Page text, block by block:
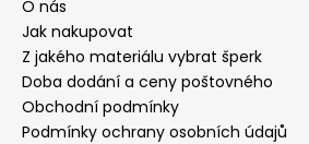
O nás
Jak nakupovat
Z jakého materiálu vybrat šperk
Doba dodání a ceny poštovného
Obchodní podmínky
Podmínky ochrany osobních údajů